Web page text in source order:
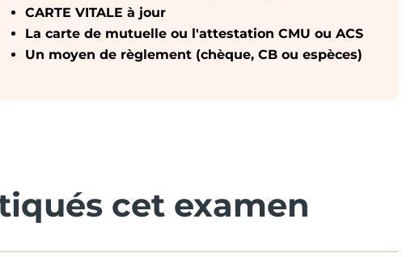
CARTE VITALE à jour
La carte de mutuelle ou l'attestation CMU ou ACS
Un moyen de règlement (chèque, CB ou espèces)
cet examen